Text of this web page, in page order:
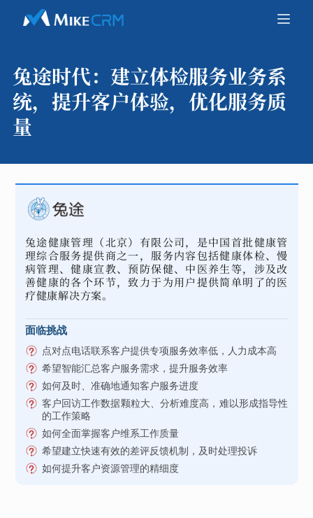
兔途时代： 建立体检服务业务系
统，提升客户体验，优化服务质
量
兔途健康管理（北京）有限公司，是中国首批健康管
理综合服务提供商之一，服务内容包括健康体检、慢
病管理、健康宣教、预防保健、中医养生等，涉及改
善健康的各个环节，致力于为用户提供简单明了的医
疗健康解决方案。
面临挑战
点对点电话联系客户提供专项服务效率低，人力成本高
希望智能汇总客户服务需求，提升服务效率
如何及时、准确地通知客户服务进度
客户回访工作数据颗粒大、分析难度高，难以形成指导性
的工作策略
如何全面掌握客户维系工作质量
希望建立快速有效的差评反馈机制，及时处理投诉
如何提升客户资源管理的精细度